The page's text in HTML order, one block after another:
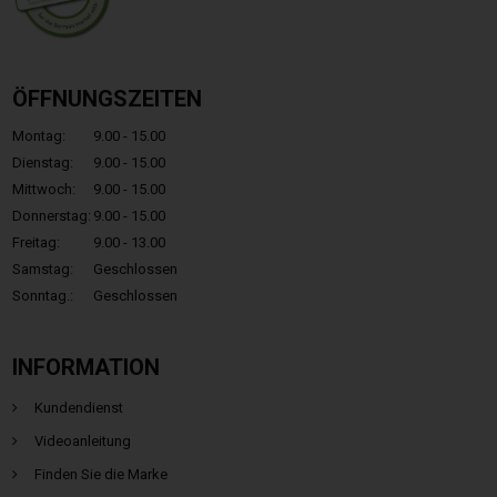
ÖFFNUNGSZEITEN
Montag:
9.00 - 15.00
Dienstag:
9.00 - 15.00
Mittwoch:
9.00 - 15.00
Donnerstag: 9.00 - 15.00
Freitag:
9.00 - 13.00
Samstag:
Geschlossen
Sonntag.:
Geschlossen
INFORMATION
Kundendienst
Videoanleitung
Finden Sie die Marke